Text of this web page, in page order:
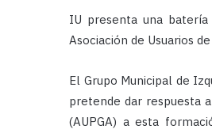
IU presenta una
Asociación de Usuarios
El Grupo Municipal de
pretende dar respuesta
(AUPGA) a esta